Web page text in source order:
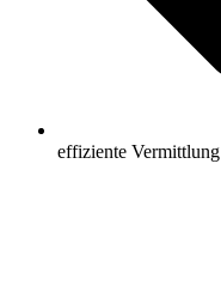
effiziente Vermittlung